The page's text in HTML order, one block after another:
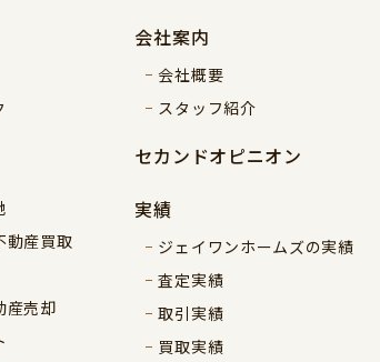
動産買取
産売却
会社案内
会社概要
スタッフ紹介
セカンドオピニオン
実績
ジェイワンホームズの実績
査定実績
取引実績
買取実績